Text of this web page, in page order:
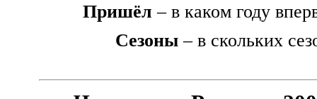
Пришёл – в каком году
Сезоны – в скольких